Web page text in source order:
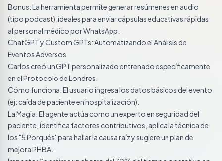
Bonus: La herramienta permite generar resúmenes en audio
(tipo podcast), ideales para enviar cápsulas educativas rápidas
al personal médico por WhatsApp.
ChatGPT y Custom GPTs: Automatizando el Análisis de
Eventos Adversos
Carlos creó un GPT personalizado entrenado específicamente
en el Protocolo de Londres.
Cómo funciona: El usuario ingresa los datos básicos del evento
(ej: caída de paciente en hospitalización).
La Magia: El agente actúa como un experto en seguridad del
paciente, identifica factores contributivos, aplica la técnica de
los "5 Porqués" para hallar la causa raíz y sugiere un plan de
mejora PHBA.